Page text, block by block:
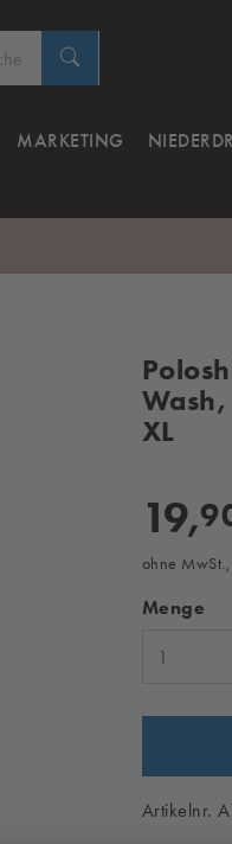
MARKETING
XL
19,
ohne MwSt.,
Menge
Artikelnr.